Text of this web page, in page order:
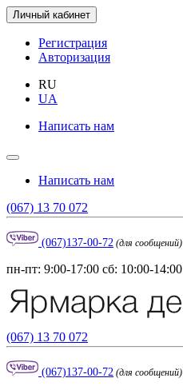
Личный кабинет
Регистрация
Авторизация
RU
UA
Написать нам
Написать нам
(067) 13 70 072
(067)137-00-72 (для сообщений)
пн-пт: 9:00-17:00 сб: 10:00-14:00
(067) 13 70 072
(067)137-00-72 (для сообщений)